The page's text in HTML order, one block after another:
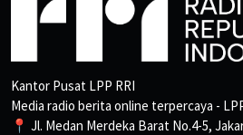
Kantor Pusat LPP RRI
Media radio berita online terpercaya -
📍 Jl. Medan Merdeka Barat No.4-5,